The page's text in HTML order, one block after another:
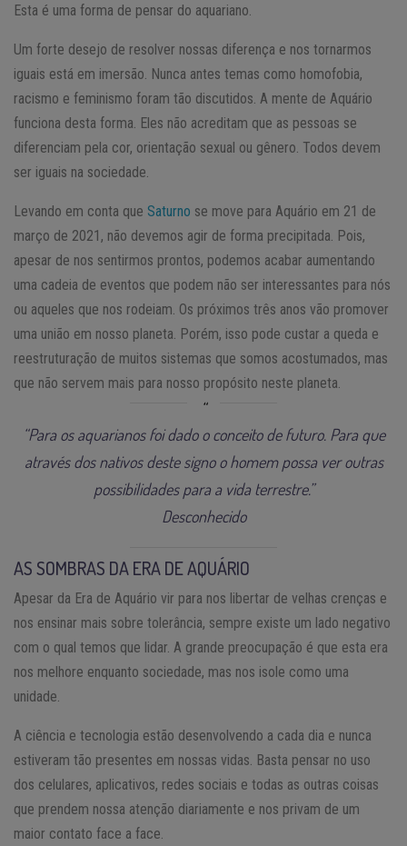
Esta é uma forma de pensar do aquariano.
Um forte desejo de resolver nossas diferença e nos tornarmos
iguais está em imersão. Nunca antes temas como homofobia,
racismo e feminismo foram tão discutidos. A mente de Aquário
funciona desta forma. Eles não acreditam que as pessoas se
diferenciam pela cor, orientação sexual ou gênero. Todos devem
ser iguais na sociedade.
Levando em conta que Saturno se move para Aquário em 21 de
março de 2021, não devemos agir de forma precipitada. Pois,
apesar de nos sentirmos prontos, podemos acabar aumentando
uma cadeia de eventos que podem não ser interessantes para nós
ou aqueles que nos rodeiam. Os próximos três anos vão promover
uma união em nosso planeta. Porém, isso pode custar a queda e
reestruturação de muitos sistemas que somos acostumados, mas
que não servem mais para nosso propósito neste planeta.
“Para os aquarianos foi dado o conceito de futuro. Para que
através dos nativos deste signo o homem possa ver outras
possibilidades para a vida terrestre.”
Desconhecido
AS SOMBRAS DA ERA DE AQUÁRIO
Apesar da Era de Aquário vir para nos libertar de velhas crenças e
nos ensinar mais sobre tolerância, sempre existe um lado negativo
com o qual temos que lidar. A grande preocupação é que esta era
nos melhore enquanto sociedade, mas nos isole como uma
unidade.
A ciência e tecnologia estão desenvolvendo a cada dia e nunca
estiveram tão presentes em nossas vidas. Basta pensar no uso
dos celulares, aplicativos, redes sociais e todas as outras coisas
que prendem nossa atenção diariamente e nos privam de um
maior contato face a face.